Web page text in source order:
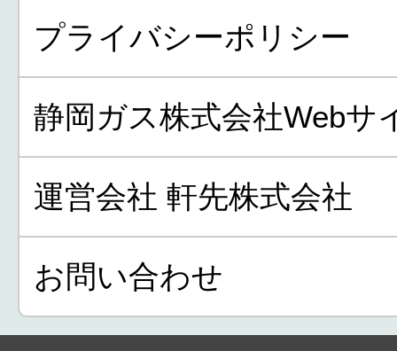
プライバシーポリシー
静岡ガス株式会社Webサ
運営会社 軒先株式会社
お問い合わせ